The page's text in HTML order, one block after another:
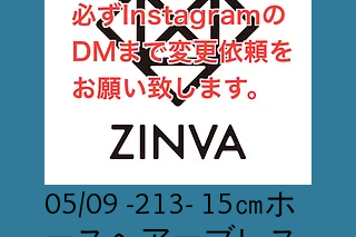
05/09 -213- 15㎝ホ